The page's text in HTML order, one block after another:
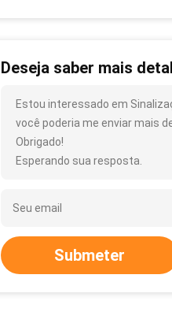
Deseja saber mais
Estou interessado em
você poderia me enviar mais
Obrigado!
Esperando sua resposta.
Submeter